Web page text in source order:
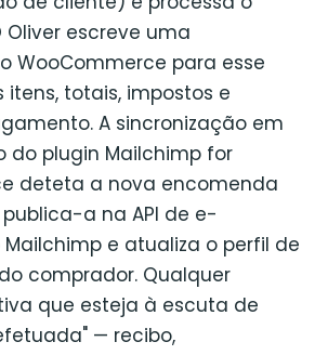
escreve uma
WooCommerce para esse
totais, impostos e
A sincronização em
do plugin Mailchimp for
deteta a nova encomenda
a na API de e-
e atualiza o perfil de
comprador. Qualquer
que esteja à escuta de
— recibo,